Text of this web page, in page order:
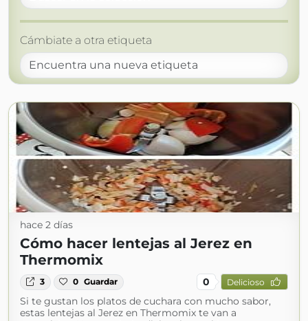
Cámbiate a otra etiqueta
hace 2 días
Cómo hacer lentejas al Jerez en
Thermomix
3 0 Guardar 0 Delicioso
Si te gustan los platos de cuchara con mucho sabor,
estas lentejas al Jerez en Thermomix te van a